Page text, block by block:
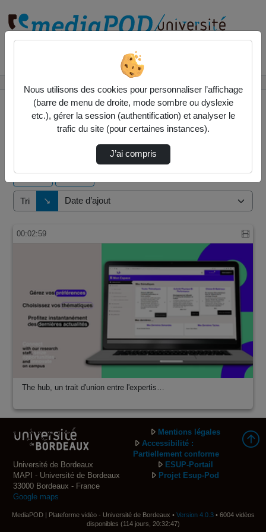
1 vidéo trouvée
Tri ↘
Direction de tri
00:02:59
The hub, un trait d'union entre l'expertis…
Université de Bordeaux
MAPI - Université de Bordeaux
33000 Bordeaux - France
Google maps
Mentions légales
Accessibilité :
Partiellement conforme
ESUP-Portail
Projet Esup-Pod
MediaPOD | Plateforme vidéo - Université de Bordeaux • Version 4.0.3• 6004 vidéos
disponibles (114 jours, 20:32:47)
Nous utilisons des cookies pour personnaliser l’affichage
(barre de menu de droite, mode sombre ou dyslexie
etc.), gérer la session (authentification) et analyser le
trafic du site (pour certaines instances).
J’ai compris